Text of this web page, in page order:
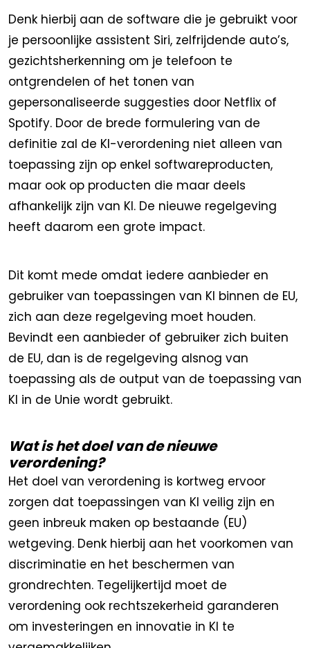
Denk hierbij aan de software die je gebruikt voor
je persoonlijke assistent Siri, zelfrijdende auto’s,
gezichtsherkenning om je telefoon te
ontgrendelen of het tonen van
gepersonaliseerde suggesties door Netflix of
Spotify. Door de brede formulering van de
definitie zal de KI-verordening niet alleen van
toepassing zijn op enkel softwareproducten,
maar ook op producten die maar deels
afhankelijk zijn van KI. De nieuwe regelgeving
heeft daarom een grote impact.
Dit komt mede omdat iedere aanbieder en
gebruiker van toepassingen van KI binnen de EU,
zich aan deze regelgeving moet houden.
Bevindt een aanbieder of gebruiker zich buiten
de EU, dan is de regelgeving alsnog van
toepassing als de output van de toepassing van
KI in de Unie wordt gebruikt.
Wat is het doel van de nieuwe
verordening?
Het doel van verordening is kortweg ervoor
zorgen dat toepassingen van KI veilig zijn en
geen inbreuk maken op bestaande (EU)
wetgeving. Denk hierbij aan het voorkomen van
discriminatie en het beschermen van
grondrechten. Tegelijkertijd moet de
verordening ook rechtszekerheid garanderen
om investeringen en innovatie in KI te